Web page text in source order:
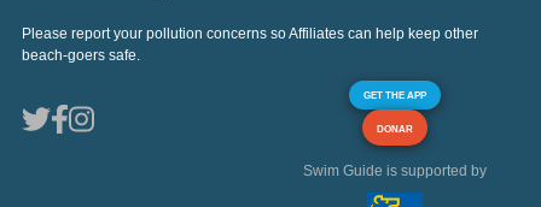
Please report your pollution concerns so Affiliates can help keep other
beach-goers safe.
GET THE APP
DONAR
Swim Guide is supported by